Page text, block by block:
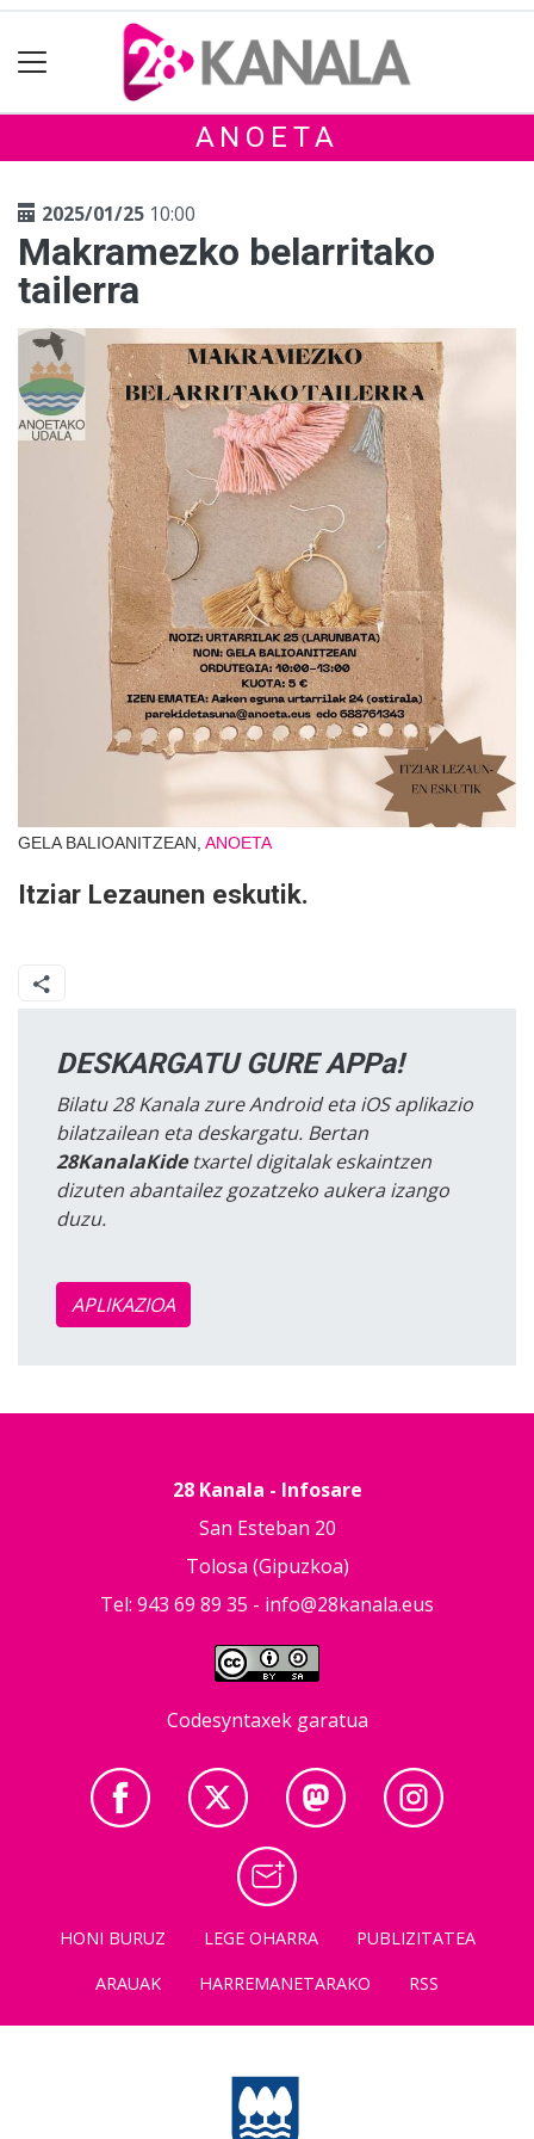
ANOETA
2025/01/25 10:00
Makramezko belarritako
tailerra
GELA BALIOANITZEAN, ANOETA
Itziar Lezaunen eskutik.
DESKARGATU GURE APPa!
Bilatu 28 Kanala zure Android eta iOS aplikazio
bilatzailean eta deskargatu. Bertan
28KanalaKidetxartel digitalak eskaintzen
dizuten abantailez gozatzeko aukera izango
duzu.
APLIKAZIOA
28 Kanala - Infosare
San Esteban 20
Tolosa (Gipuzkoa)
Tel: 943 69 89 35 - info@28kanala.eus
Codesyntaxek garatua
HONI BURUZ LEGE OHARRA
PUBLIZITATEA
ARAUAK
HARREMANETARAKO RSS